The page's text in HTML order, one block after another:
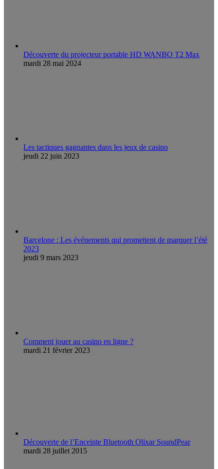
Découverte du projecteur portable HD WANBO T2 Max
mardi 28 mai 2024
Les tactiques gagnantes dans les jeux de casino
jeudi 22 juin 2023
Barcelone : Les événements qui promettent de marquer l’été
2023
jeudi 9 mars 2023
Comment jouer au casino en ligne ?
mardi 21 février 2023
Découverte de l’Enceinte Bluetooth Olixar SoundPear
mardi 28 juillet 2015